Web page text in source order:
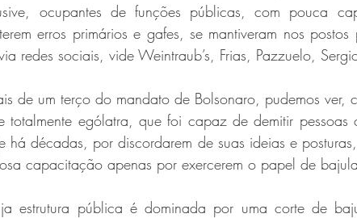
ocupantes de funções públicas, com pouca
erros primários e gafes, se mantiveram nos
redes sociais, vide Weintraub’s, Frias, Pazzuelo,
de um terço do mandato de Bolsonaro, pudemos ver,
totalmente ególatra, que foi capaz de demitir pessoas
há décadas, por discordarem de suas ideias e
capacitação apenas por exercerem o papel de
estrutura pública é dominada por uma corte de